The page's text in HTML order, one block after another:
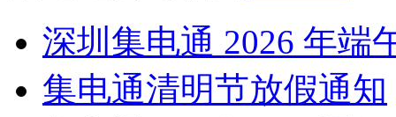
深圳集电通 2026 年端
集电通清明节放假通知